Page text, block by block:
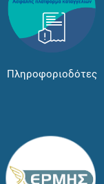
Πληροφοριοδότες